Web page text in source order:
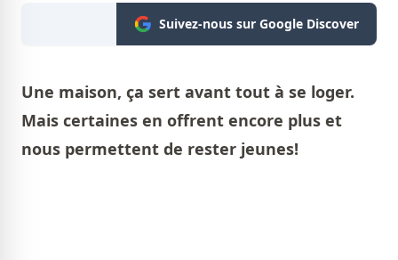
Suivez-nous sur Google Discover
Une maison, ça sert avant tout à se loger.
Mais certaines en offrent encore plus et
nous permettent de rester jeunes!